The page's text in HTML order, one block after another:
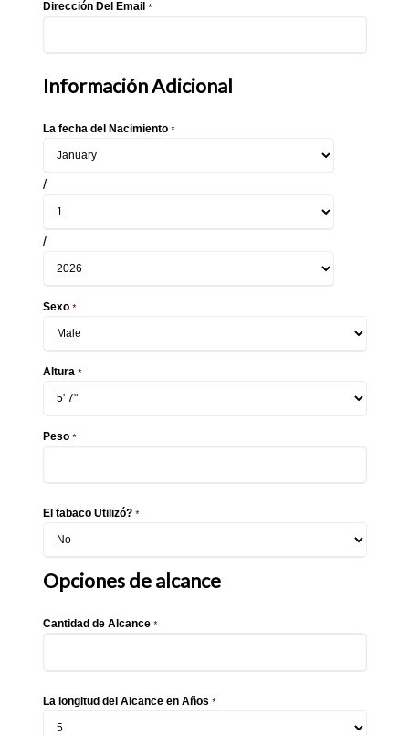
Dirección Del Email *
Información Adicional
La fecha del Nacimiento*
/
/
Sexo*
Altura *
Peso*
El tabaco Utilizó? *
Opciones de alcance
Cantidad de Alcance*
La longitud del Alcance en Años *